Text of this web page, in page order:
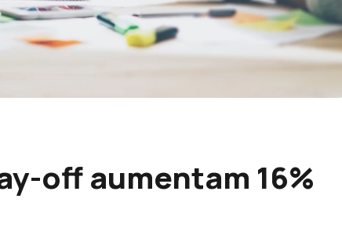
off aumentam 16%